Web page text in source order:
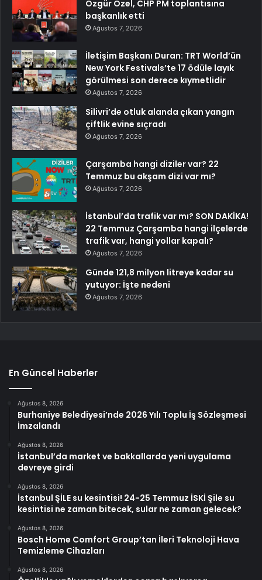
Özgür Özel, CHP PM toplantısına
başkanlık etti
Ağustos 7, 2026
İletişim Başkanı Duran: TRT World’ün
New York Festivals’te 17 ödüle layık
görülmesi son derece kıymetlidir
Ağustos 7, 2026
Silivri’de otluk alanda çıkan yangın
çiftlik evine sıçradı
Ağustos 7, 2026
Çarşamba hangi diziler var? 22
Temmuz bu akşam dizi var mı?
Ağustos 7, 2026
İstanbul’da trafik var mı? SON DAKİKA!
22 Temmuz Çarşamba hangi ilçelerde
trafik var, hangi yollar kapalı?
Ağustos 7, 2026
Günde 121,8 milyon litreye kadar su
yutuyor: İşte nedeni
Ağustos 7, 2026
En Güncel Haberler
Ağustos 8, 2026
Burhaniye Belediyesi’nde 2026 Yılı Toplu İş Sözleşmesi
İmzalandı
Ağustos 8, 2026
İstanbul’da market ve bakkallarda yeni uygulama
devreye girdi
Ağustos 8, 2026
İstanbul ŞİLE su kesintisi! 24-25 Temmuz İSKİ Şile su
kesintisi ne zaman bitecek, sular ne zaman gelecek?
Ağustos 8, 2026
Bosch Home Comfort Group’tan İleri Teknoloji Hava
Temizleme Cihazları
Ağustos 8, 2026